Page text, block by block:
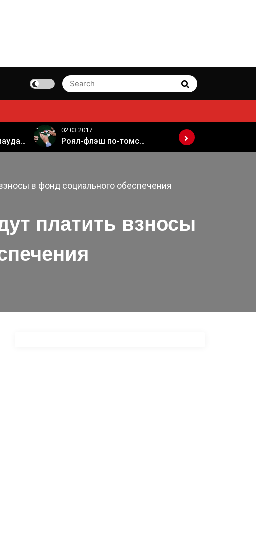
Search
for:
Search
США сообщили об авиаударе России по арабской коалиции в Сирии
02.03.2017
Роял-флэш по-томски
в фонд социального обеспечения
платить взносы